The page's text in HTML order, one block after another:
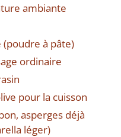
ambiante
à pâte)
ordinaire
pour la cuisson
asperges déjà
léger)